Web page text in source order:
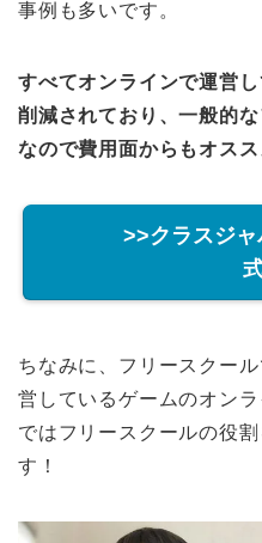
事例も多いです。
すべてオンラインで運営
削減されており、一般的
なので費用面からもオスス
>>クラスジ
ちなみに、フリースクー
営しているゲームのオン
ではフリースクールの役
す！